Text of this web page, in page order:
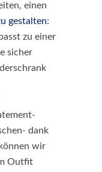
einen
gestalten:
zu einer
sicher
dank
wir
Outfit